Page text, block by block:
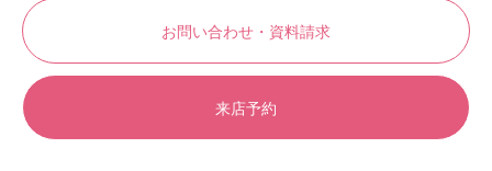
お問い合わせ・資料請求
来店予約